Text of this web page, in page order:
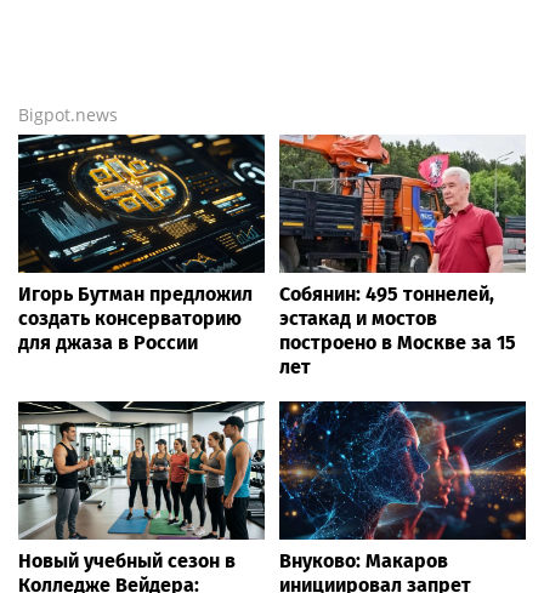
Life24.pro
Певица ÁARPI: как
грамотно подобрать
выступлений
Кажетта Ахметжанова:
как пригласить добрых